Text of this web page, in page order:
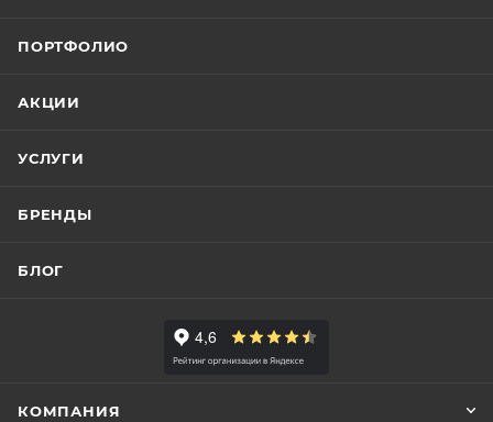
ПОРТФОЛИО
АКЦИИ
УСЛУГИ
БРЕНДЫ
БЛОГ
КОМПАНИЯ